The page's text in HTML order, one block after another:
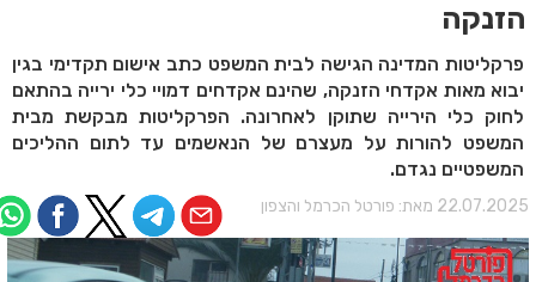
הזנקה
פרקליטות המדינה הגישה לבית המשפט כתב אישום תקדימי בגין
יבוא מאות אקדחי הזנקה, שהינם אקדחים דמויי כלי ירייה בהתאם
לחוק כלי הירייה שתוקן לאחרונה. הפרקליטות מבקשת מבית
המשפט להורות על מעצרם של הנאשמים עד לתום ההליכים
המשפטיים נגדם.
מאת: פורטל הכרמל והצפון